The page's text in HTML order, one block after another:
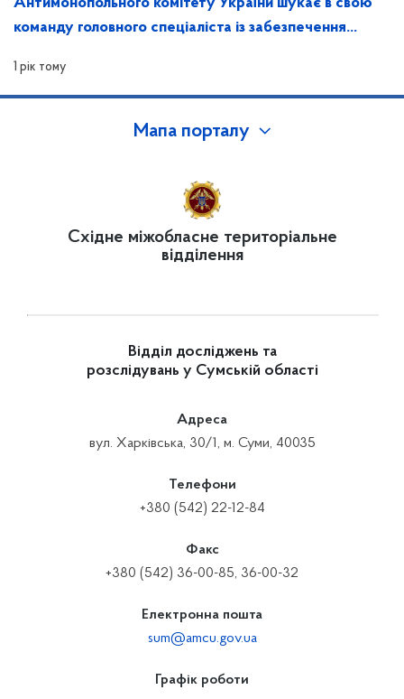
команду головного спеціаліста із забезпечення
1 рік тому
Мапа порталу
Східне міжобласне територіальне
відділення
Відділ досліджень та
розслідувань у Сумській області
Адреса
вул. Харківська, 30/1, м. Суми, 40035
Телефони
+380 (542) 22-12-84
Факс
+380 (542) 36-00-85, 36-00-32
Електронна пошта
sum@amcu.gov.ua
Графік роботи